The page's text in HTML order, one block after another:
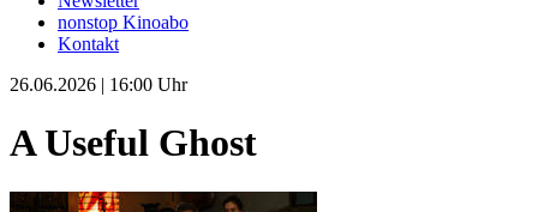
nonstop Kinoabo
Kontakt
26.06.2026 | 16:00 Uhr
A Useful Ghost